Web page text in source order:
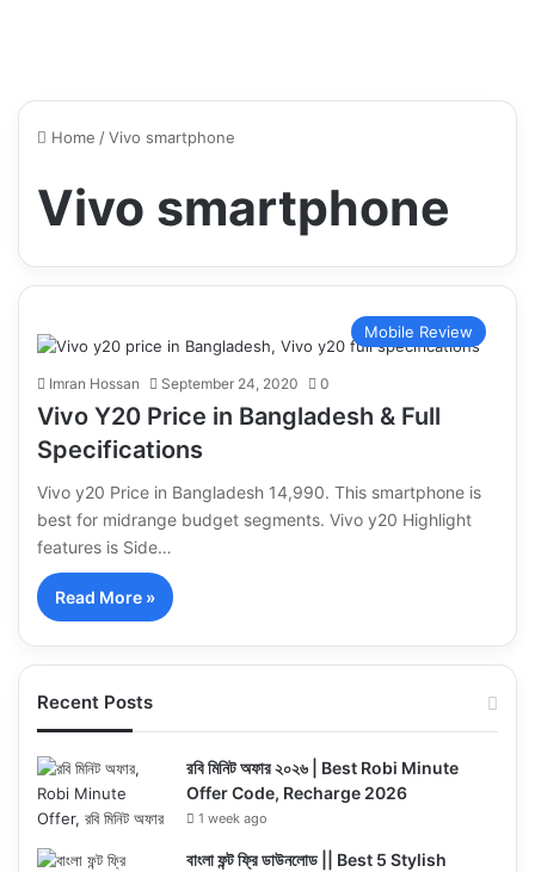
Home /Vivo smartphone
Vivo smartphone
Mobile Review
Imran Hossan September 24, 2020 0
Vivo Y20 Price in Bangladesh & Full
Specifications
Vivo y20 Price in Bangladesh 14,990. This smartphone is
best for midrange budget segments. Vivo y20 Highlight
features is Side…
Read More »
Recent Posts
রবি মিনিট অফার ২০২৬ | Best Robi Minute
Offer Code, Recharge 2026
1 week ago
বাংলা ফন্ট ফ্রি ডাউনলোড || Best 5 Stylish